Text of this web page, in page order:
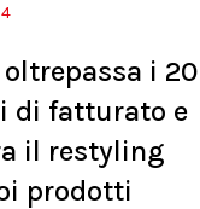
i 20
di fatturato e
il restyling
prodotti